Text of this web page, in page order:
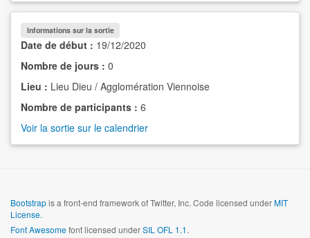
Informations sur la sortie
Date de début : 19/12/2020
Nombre de jours : 0
Lieu : Lieu Dieu / Agglomération Viennoise
Nombre de participants : 6
Voir la sortie sur le calendrier
Bootstrapis a front-end framework of Twitter, Inc. Code licensed underMIT
License.
Font Awesomefont licensed underSIL OFL 1.1.